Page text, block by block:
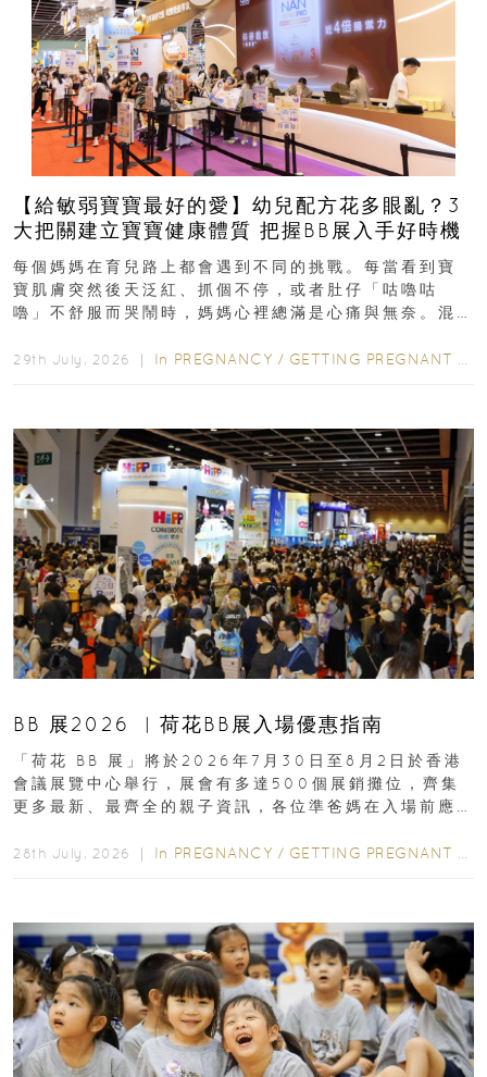
【給敏弱寶寶最好的愛】幼兒配方花多眼亂？3
大把關建立寶寶健康體質 把握BB展入手好時機
每個媽媽在育兒路上都會遇到不同的挑戰。每當看到寶
寶肌膚突然後天泛紅、抓個不停，或者肚仔「咕嚕咕
嚕」不舒服而哭鬧時，媽媽心裡總滿是心痛與無奈。混
29th July, 2026 ｜ In PREGNANCY / GETTING PREGNANT
BB 展2026 ︳荷花BB展入場優惠指南
「荷花 BB 展」將於2026年7月30日至8月2日於香港
會議展覽中心舉行，展會有多達500個展銷攤位，齊集
更多最新、最齊全的親子資訊，各位準爸媽在入場前應
28th July, 2026 ｜ In PREGNANCY / GETTING PREGNANT